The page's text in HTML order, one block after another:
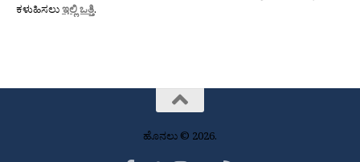
ಕಳುಹಿಸಲುಇಲ್ಲಿ ಒತ್ತಿ.
ಹೊನಲು © 2026.